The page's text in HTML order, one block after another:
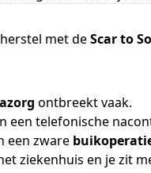
met deScar to
ontbreekt vaak.
een telefonische
een zware
ziekenhuis en je zit